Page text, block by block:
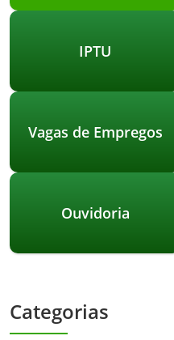
IPTU
Vagas de Empregos
Ouvidoria
Categorias